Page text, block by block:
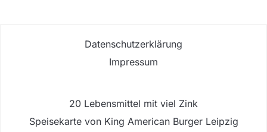
Datenschutzerklärung
Impressum
20 Lebensmittel mit viel Zink
Speisekarte von King American Burger Leipzig